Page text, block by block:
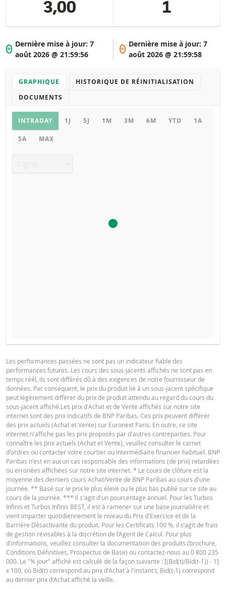
3,00 1
*
Dernière mise à jour:7
août 2026 @ 21:59:56
*
Dernière mise à jour: 7
août 2026 @ 21:59:58
GRAPHIQUE
HISTORIQUE DE RÉINITIALISATION
DOCUMENTS
Graphique
INTRADAY 1J 5J 1M 3M 6M YTD 1A
5A MAX
TYPE DE
PRIX DU
SEUIL DE
7 août
2026 18:36
journalière 1,26 53,188
7 août
2026 17:51
journalière 1,26 53,188
6 août
2026 18:35
journalière 1,29 53,611
6 août
2026 17:52
journalière 1,29 53,611
5 août
2026 18:35
journalière 1,32 53,976
5 août
2026 17:51
journalière 1,32
4 août
2026 18:36
journalière 1,28 53,436
4 août
2026 17:51
journalière 1,28 53,436
FINAL TERMS
Français (France)
CONDITIONS DÉFINITIVES RÉSUMÉ
Français (France)
KEY INFORMATION DOCUMENTS
Key Information Document (FR)
QUOTES
Les performances passées ne sont pas un indicateur fiable des
performances futures. Les cours des sous-jacents affichés ne sont pas en
temps réél, ils sont différés dû à des exigences de notre fournisseur de
données. Par conséquent, le prix du produit lié à un sous-jacent spécifique
peut légèrement différer du prix de produit attendu au regard du cours du
sous-jacent affiché.Les prix d'Achat et de Vente affichés sur notre site
internet sont des prix indicatifs de BNP Paribas. Ces prix peuvent différer
des prix actuels (Achat et Vente) sur Euronext Paris. En outre, ce site
internet n'affiche pas les prix proposés par d'autres contreparties. Pour
connaître les prix actuels (Achat et Vente), veuillez consulter le carnet
d'ordres ou contacter votre courtier ou intermédiaire financier habituel. BNP
Paribas n'est en aucun cas responsable des informations (de prix) retardées
ou erronées affichées sur notre site internet. * Le cours de clôture est la
moyenne des derniers cours Achat/Vente de BNP Paribas au cours d'une
journée. ** Basé sur le prix le plus élevé ou le plus bas publié sur ce site au
cours de la journée. *** Il s'agit d'un pourcentage annuel. Pour les Turbos
Infinis et Turbos Infinis BEST, il est à ramener sur une base journalière et
vient impacter quotidiennement le niveau du Prix d'Exercice et de la
Barrière Désactivante du produit. Pour les Certificats 100 %, il s’agit de frais
de gestion révisables à la discrétion de l’Agent de Calcul. Pour plus
d'informations, veuillez consulter la documentation des produits (brochure,
Conditions Définitives, Prospectus de Base) ou contactez-nous au 0 800 235
000. Le "% jour" affiché est calculé de la façon suivante : [(Bid(t)/Bid(t-1)) - 1]
x 100, où Bid(t) correspond au prix d'Achat à l'instant t, Bid(t-1) correspond
au dernier prix d'Achat affiché la veille.